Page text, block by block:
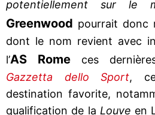
potentiellement sur le
Greenwood pourrait donc
dont le nom revient avec
l’AS Romeces
Gazzetta dello Sport,
destination favorite,
qualification de la Louve en